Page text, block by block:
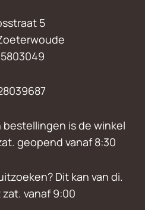
5
is de winkel
geopend vanaf 8:30
Dit kan van di.
vanaf 9:00